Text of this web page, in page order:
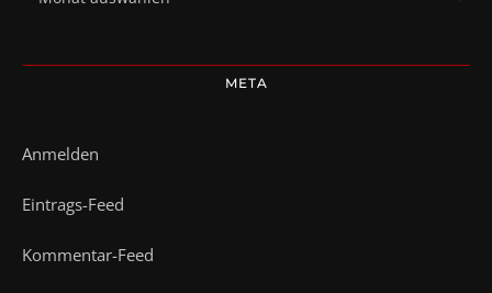
META
Anmelden
Eintrags-Feed
Kommentar-Feed